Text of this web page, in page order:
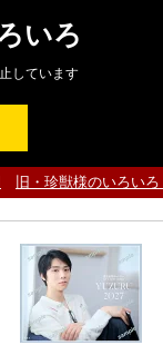
いろ
しています
旧・珍獣様のいろい